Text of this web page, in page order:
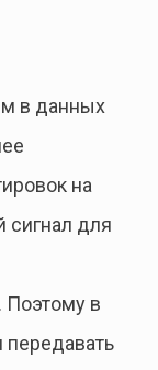
в данных
на
сигнал для
Поэтому в